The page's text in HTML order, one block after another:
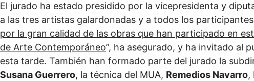
El jurado ha estado presidido por la vicepresidenta y
a las tres artistas galardonadas y a todos los
por la gran calidad de las obras que han participado en
de Arte Contemporáneo”, ha asegurado, y ha invitado al
esta tarde. También han formado parte del jurado la
Susana Guerrero, la técnica del MUA, Remedios Navarro,